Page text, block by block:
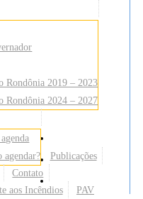
Sites
Rondônia 2019 – 2023
Rondônia 2024 – 2027
agendar?
Publicações
Contato
aos Incêndios PAV